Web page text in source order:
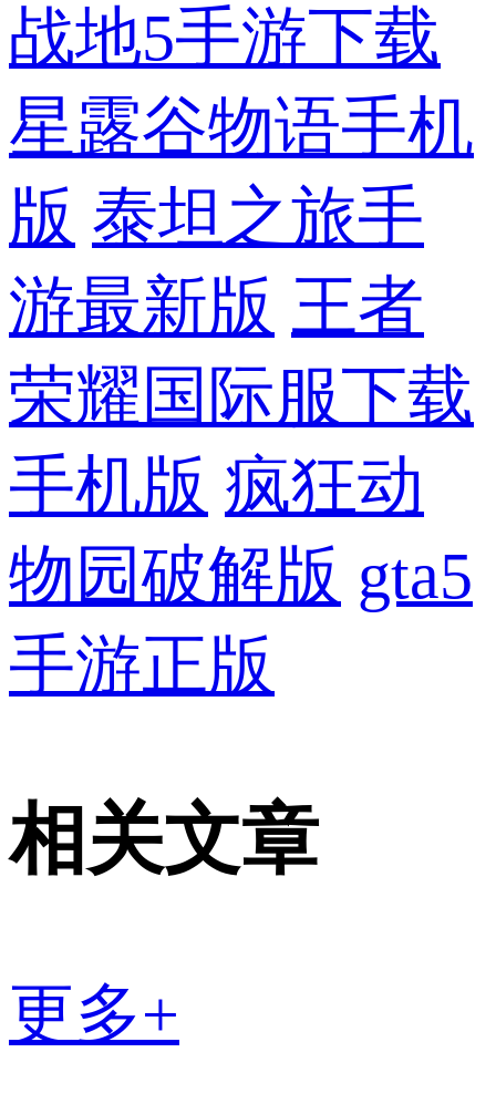
战地5手游下载
星露谷物语手机
版 泰坦之旅手
游最新版 王者
荣耀国际服下载
手机版 疯狂动
物园破解版 gta5
手游正版
相关文章
更多+